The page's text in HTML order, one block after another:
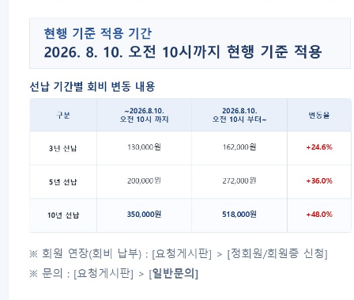
회차
1회차 (13:00
준비물
수험표(출력
1회차 (13:00 / 정원 70명)
12:55 입장 마감
13:00 - 14:00 테스트 진행
2회차 (15:00 / 정원 70명)